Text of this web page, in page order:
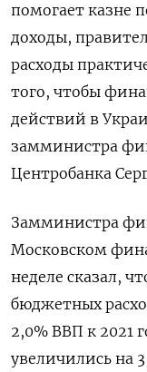
помогает казне
доходы,
расходы
того, чтобы
действий в
замминистра
Центробанка
Замминистра
Московском
неделе сказал,
бюджетных
2,0% ВВП к 2021
увеличились на